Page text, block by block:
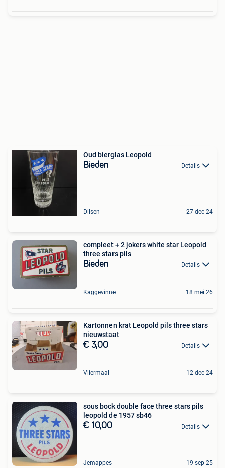
Oud bierglas Leopold
Bieden Details
Dilsen 27 dec 24
compleet + 2 jokers white star Leopold
three stars pils
Bieden Details
Kaggevinne 18 mei 26
Kartonnen krat Leopold pils three stars
nieuwstaat
€ 3,00 Details
Vliermaal 12 dec 24
sous bock double face three stars pils
leopold de 1957 sb46
€ 10,00 Details
Jemappes 19 sep 25